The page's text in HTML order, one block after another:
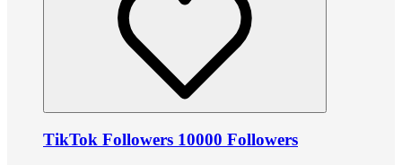
TikTok Followers 10000 Followers